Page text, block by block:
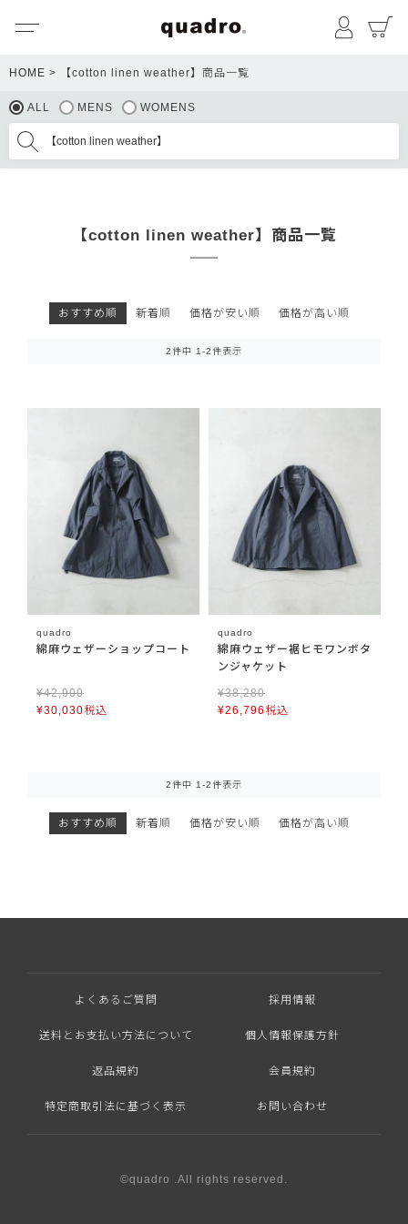
マイペ
HOME 【cotton linen weather】商品一覧
ALL MENS WOMENS
【cotton linen weather】商品一覧
おすすめ順 新着順 価格が安い順 価格が高い順
2件中 1 -2件表示
quadro
綿麻ウェザーショップコート
¥42,900
¥30,030税込
quadro
綿麻ウェザー裾ヒモワンボタ
ンジャケット
¥38,280
¥26,796税込
おすすめ順 新着順 価格が安い順 価格が高い順
2件中 1 -2件表示
よくあるご質問 採用情報
送料とお支払い方法について 個人情報保護方針
返品規約 会員規約
特定商取引法に基づく表示 お問い合わせ
©quadro .All rights reserved.